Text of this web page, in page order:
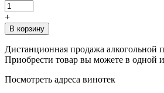
+
В корзину
Дистанционная продажа алкогольной
Приобрести товар вы можете в одной
Посмотреть адреса винотек